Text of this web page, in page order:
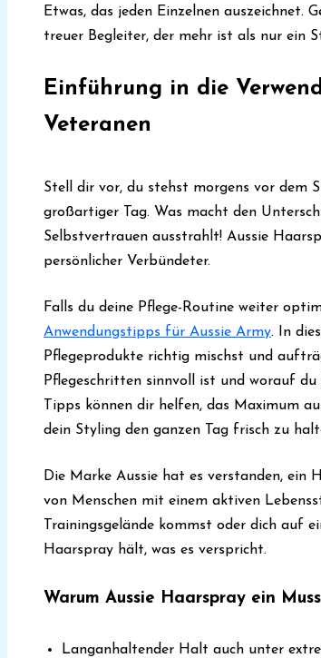
Etwas, das jeden Einzelnen auszeichnet.
treuer Begleiter, der mehr ist als nur ein
Einführung in die
Veteranen
Stell dir vor, du stehst morgens vor dem
großartiger Tag. Was macht den
Selbstvertrauen ausstrahlt! Aussie
persönlicher Verbündeter.
Falls du deine Pflege-Routine weiter
Anwendungstipps für Aussie Army. In
Pflegeprodukte richtig mischst und
Pflegeschritten sinnvoll ist und worauf
Tipps können dir helfen, das Maximum
dein Styling den ganzen Tag frisch zu
Die Marke Aussie hat es verstanden, ein
von Menschen mit einem aktiven
Trainingsgelände kommst oder dich auf
Haarspray hält, was es verspricht.
Warum Aussie Haarspray ein
Langanhaltender Halt auch unter